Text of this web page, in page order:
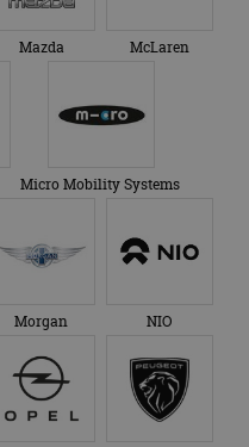
Mazda McLaren
Micro Mobility Systems
Morgan NIO